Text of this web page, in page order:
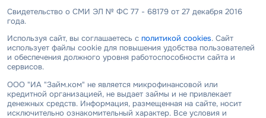
Свидетельство о СМИ ЭЛ № ФС 77 - 68179 от 27 декабря 2016
года.
Используя сайт, вы соглашаетесь с политикой cookies. Сайт
использует файлы cookie для повышения удобства пользователей
и обеспечения должного уровня работоспособности сайта и
сервисов.
ООО "ИА "Займ.ком" не является микрофинансовой или
кредитной организацией, не выдает займы и не привлекает
денежных средств. Информация, размещенная на сайте, носит
исключительно ознакомительный характер. Все условия и